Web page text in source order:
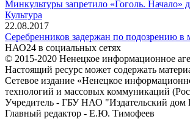
Минкультуры запретило «Гоголь. Начало»
Культура
22.08.2017
Серебренников задержан по подозрению в
НАО24 в социальных сетях
© 2015-2020 Ненецкое информационное
Настоящий ресурс может содержать
Сетевое издание «Ненецкое
технологий и массовых коммуникаций
Учредитель - ГБУ НАО "Издательский
Главный редактор - Е.Ю. Тимофеев